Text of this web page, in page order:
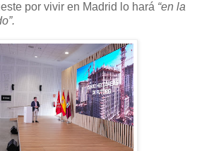
por vivir en Madrid lo hará “en la